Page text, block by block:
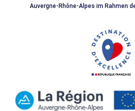
Auvergne-Rhône-Alpes im Rahmen